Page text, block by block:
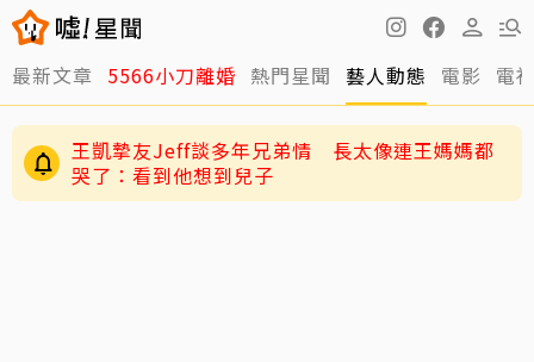
最新文章 5566小刀離婚 熱門星聞 藝人動態 電影 電
王凱摯友Jeff談多年兄弟情 長太像連王媽媽都
哭了：看到他想到兒子